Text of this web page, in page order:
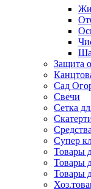
Защита
Сад
Свечи
Сетка
Супер
Товары
Товары
Товары